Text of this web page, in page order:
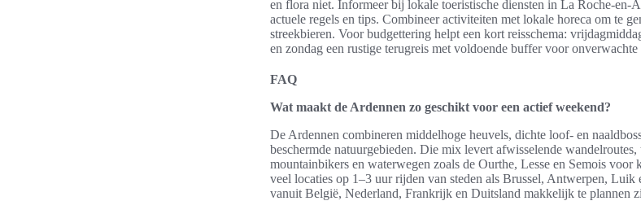
en flora niet. Informeer bij lokale toeristische diensten in La Roche-
actuele regels en tips. Combineer activiteiten met lokale horeca om te
streekbieren. Voor budgettering helpt een kort reisschema:
en zondag een rustige terugreis met voldoende buffer voor
FAQ
Wat maakt de Ardennen zo geschikt voor een actief weekend?
De Ardennen combineren middelhoge heuvels, dichte loof- en
beschermde natuurgebieden. Die mix levert afwisselende
mountainbikers en waterwegen zoals de Ourthe, Lesse en Semois
veel locaties op 1–3 uur rijden van steden als Brussel, Antwerpen,
vanuit België, Nederland, Frankrijk en Duitsland makkelijk te plannen